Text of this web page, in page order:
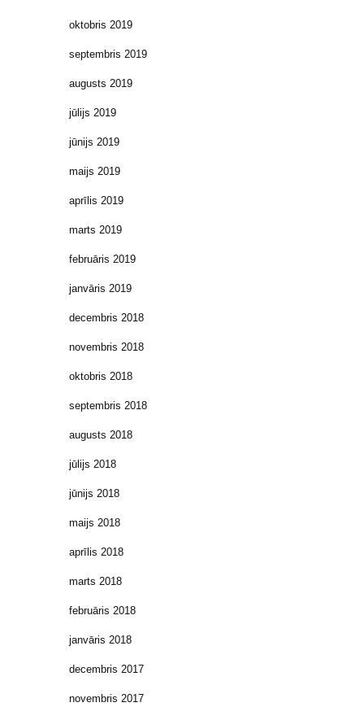
oktobris 2019
septembris 2019
augusts 2019
jūlijs 2019
jūnijs 2019
maijs 2019
aprīlis 2019
marts 2019
februāris 2019
janvāris 2019
decembris 2018
novembris 2018
oktobris 2018
septembris 2018
augusts 2018
jūlijs 2018
jūnijs 2018
maijs 2018
aprīlis 2018
marts 2018
februāris 2018
janvāris 2018
decembris 2017
novembris 2017